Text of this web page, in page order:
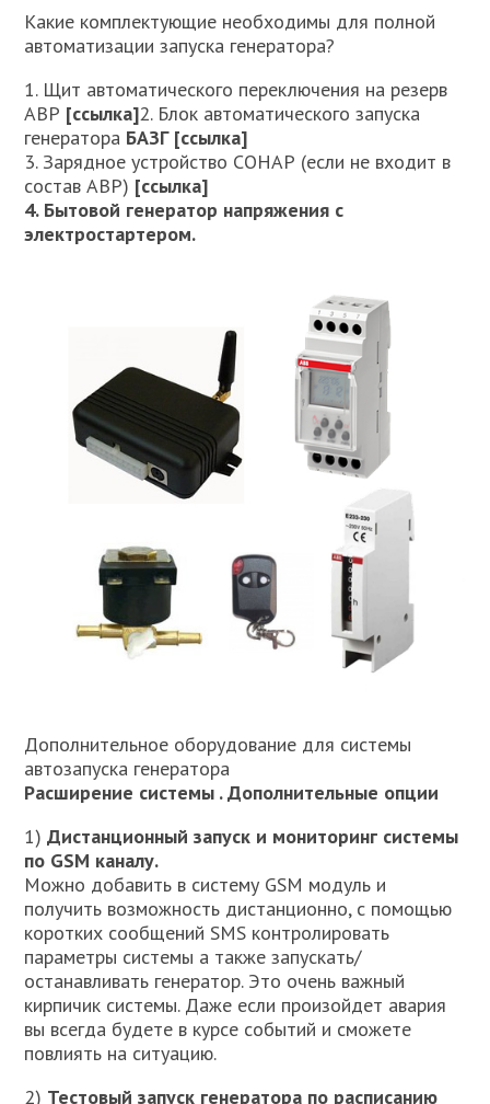
Какие комплектующие необходимы для полной
автоматизации запуска генератора?
1. Щит автоматического переключения на резерв
АВР [ссылка]2. Блок автоматического запуска
генератора БАЗГ [ссылка]
3. Зарядное устройство СОНАР (если не входит в
состав АВР) [ссылка]
4. Бытовой генератор напряжения с
электростартером.
Дополнительное оборудование для системы
автозапуска генератора
Расширение системы . Дополнительные опции
1)Дистанционный запуск и мониторинг системы
по GSM каналу.
Можно добавить в систему GSM модуль и
получить возможность дистанционно, с помощью
коротких сообщений SMS контролировать
параметры системы а также запускать/
останавливать генератор. Это очень важный
кирпичик системы. Даже если произойдет авария
вы всегда будете в курсе событий и сможете
повлиять на ситуацию.
2) Тестовый запуск генератора по расписанию